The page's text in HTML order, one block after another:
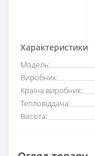
Характеристики
Модель:
Виробник:
Країна виробник:
Тепловіддача:
Висота: